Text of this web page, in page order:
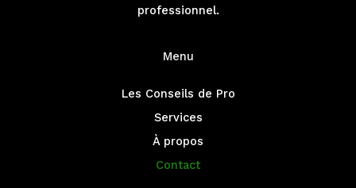
professionnel.
Menu
Les Conseils de Pro
Services
À propos
Contact